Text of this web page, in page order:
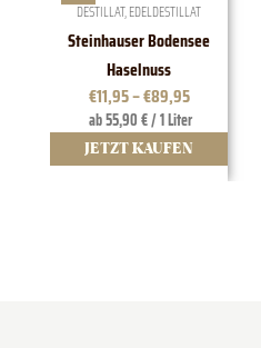
DESTILLAT,EDELDESTILLAT
Steinhauser Bodensee
Haselnuss
€11,95–€89,95
ab 55,90 € / 1 Liter
JETZT KAUFEN